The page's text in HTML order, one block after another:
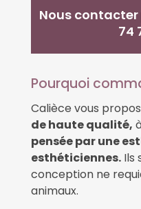
Nous
74
Pourquoi
Calièce vous
de haute qualité,
pensée par une
esthéticiennes.Ils
conception ne
animaux.